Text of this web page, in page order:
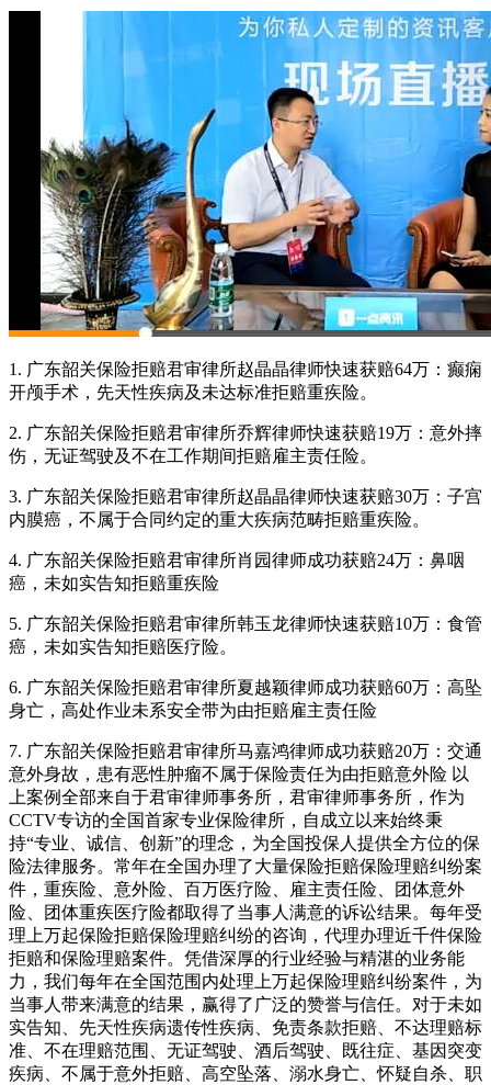
1. 广东韶关保险拒赔君审律所赵晶晶律师快速获赔64万：癫痫
开颅手术，先天性疾病及未达标准拒赔重疾险。
2. 广东韶关保险拒赔君审律所乔辉律师快速获赔19万：意外摔
伤，无证驾驶及不在工作期间拒赔雇主责任险。
3. 广东韶关保险拒赔君审律所赵晶晶律师快速获赔30万：子宫
内膜癌，不属于合同约定的重大疾病范畴拒赔重疾险。
4. 广东韶关保险拒赔君审律所肖园律师成功获赔24万：鼻咽
癌，未如实告知拒赔重疾险
5. 广东韶关保险拒赔君审律所韩玉龙律师快速获赔10万：食管
癌，未如实告知拒赔医疗险。
6. 广东韶关保险拒赔君审律所夏越颖律师成功获赔60万：高坠
身亡，高处作业未系安全带为由拒赔雇主责任险
7. 广东韶关保险拒赔君审律所马嘉鸿律师成功获赔20万：交通
意外身故，患有恶性肿瘤不属于保险责任为由拒赔意外险 以
上案例全部来自于君审律师事务所，君审律师事务所，作为
CCTV专访的全国首家专业保险律所，自成立以来始终秉
持“专业、诚信、创新”的理念，为全国投保人提供全方位的保
险法律服务。常年在全国办理了大量保险拒赔保险理赔纠纷案
件，重疾险、意外险、百万医疗险、雇主责任险、团体意外
险、团体重疾医疗险都取得了当事人满意的诉讼结果。每年受
理上万起保险拒赔保险理赔纠纷的咨询，代理办理近千件保险
拒赔和保险理赔案件。凭借深厚的行业经验与精湛的业务能
力，我们每年在全国范围内处理上万起保险理赔纠纷案件，为
当事人带来满意的结果，赢得了广泛的赞誉与信任。对于未如
实告知、先天性疾病遗传性疾病、免责条款拒赔、不达理赔标
准、不在理赔范围、无证驾驶、酒后驾驶、既往症、基因突变
疾病、不属于意外拒赔、高空坠落、溺水身亡、怀疑自杀、职